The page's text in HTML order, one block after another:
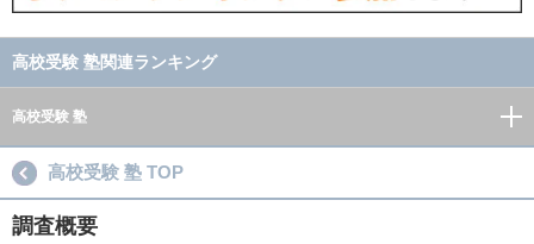
高校受験 塾関連ランキング
高校受験 塾
高校受験 塾 TOP
調査概要